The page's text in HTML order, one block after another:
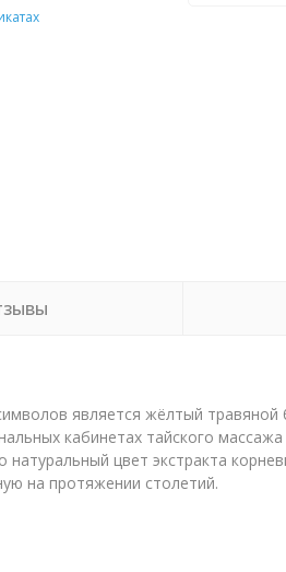
является жёлтый
кабинетах тайского массажа
цвет экстракта
на протяжении столетий.